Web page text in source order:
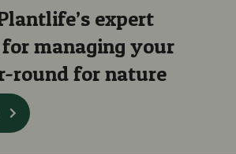
expert
managing your
round for nature